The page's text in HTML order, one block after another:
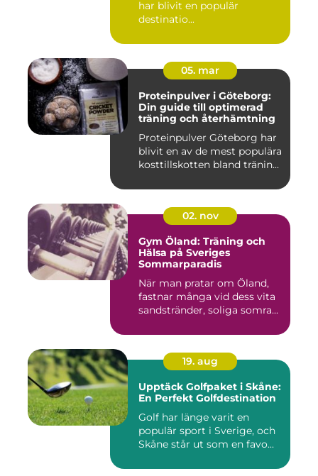
har blivit en populär
destinatio...
05. mar
Proteinpulver i Göteborg:
Din guide till optimerad
träning och återhämtning
Proteinpulver Göteborg har
blivit en av de mest populära
kosttillskotten bland tränin...
02. nov
Gym Öland: Träning och
Hälsa på Sveriges
Sommarparadis
När man pratar om Öland,
fastnar många vid dess vita
sandstränder, soliga somra...
19. aug
Upptäck Golfpaket i Skåne:
En Perfekt Golfdestination
Golf har länge varit en
populär sport i Sverige, och
Skåne står ut som en favo...